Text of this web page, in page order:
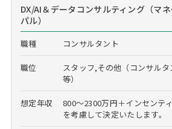
DX/AI＆データコンサルティング（マ
パル）
職種 コンサルタント
職位
スタッフ,その他（コンサル
等）
想定年収
800～2300万円＋インセンテ
を考慮して決定いたします。